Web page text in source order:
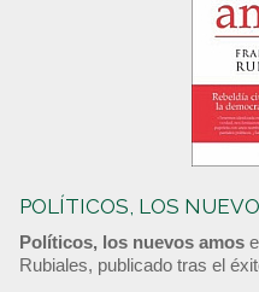
POLÍTICOS, LOS
Políticos, los nuevos amos
Rubiales, publicado tras el